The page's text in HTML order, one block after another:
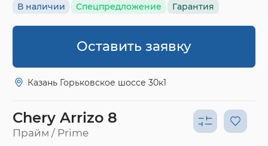
В наличии Спецпредложение Гарантия
Оставить заявку
Казань Горьковское шоссе 30к1
Chery Arrizo 8
Прайм / Prime